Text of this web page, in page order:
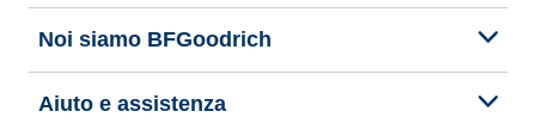
Noi siamo BFGoodrich
Aiuto e assistenza